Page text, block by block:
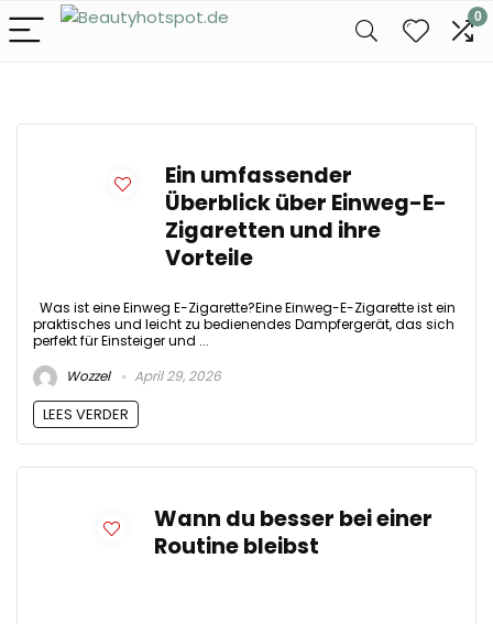
0
Ein umfassender
Überblick über Einweg-E-
Zigaretten und ihre
Vorteile
Was ist eine Einweg E-Zigarette?Eine Einweg-E-Zigarette ist ein
praktisches und leicht zu bedienendes Dampfergerät, das sich
perfekt für Einsteiger und ...
Wozzel
April 29, 2026
LEES VERDER
Wann du besser bei einer
Routine bleibst